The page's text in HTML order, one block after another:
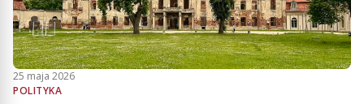
25 maja 2026
POLITYKA